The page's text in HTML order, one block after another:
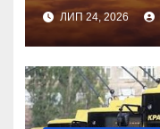
ЛИП 24, 2026